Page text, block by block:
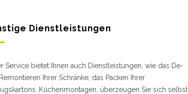
Dienstleistungen
Service bietet Ihnen auch Dienstleistungen, wie das De-
Ihrer Schränke, das Packen Ihrer
Küchenmontagen. überzeugen Sie sich selbst,